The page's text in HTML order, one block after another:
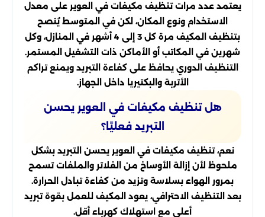
يعتمد عدد مرات تنظيف مكيفات في العوير على معدل
الاستخدام ونوع المكان، لكن في المتوسط يُنصح
بتنظيف المكيف مرة كل 3 إلى 4 أشهر في المنازل، وكل
شهرين في المكاتب أو الأماكن ذات التشغيل المستمر.
التنظيف الدوري يحافظ على كفاءة التبريد ويمنع تراكم
الأتربة والبكتيريا داخل الجهاز.
هل تنظيف مكيفات في العوير يحسن
التبريد فعليًا؟
نعم، تنظيف مكيفات في العوير يحسن التبريد بشكل
ملحوظ لأن إزالة الأوساخ من الفلاتر والملفات تسمح
بمرور الهواء بسلاسة وتزيد من كفاءة تبادل الحرارة.
بعد التنظيف الاحترافي، يعود المكيف للعمل بقوة تبريد
أعلى مع استهلاك كهرباء أقل.